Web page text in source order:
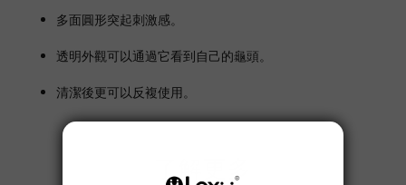
多面圓形突起刺激感。
透明外觀可以通過它看到自己的龜頭。
清潔後更可以反複使用。
了解更多